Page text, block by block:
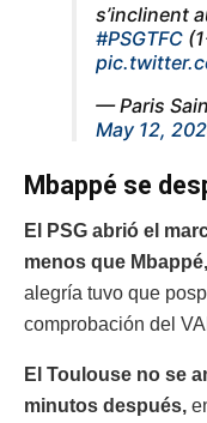
s’inclinent
#PSGTFC
— Paris
May 12,
Mbappé se
El PSG abrió el
menos que
alegría tuvo que
comprobación del
El Toulouse no se
minutos después,